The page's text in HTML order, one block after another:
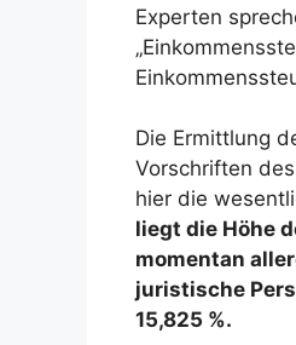
Experten
Die Ermittlung
Vorschriften
hier die
liegt die Höhe
momentan
juristische
15,825 %.